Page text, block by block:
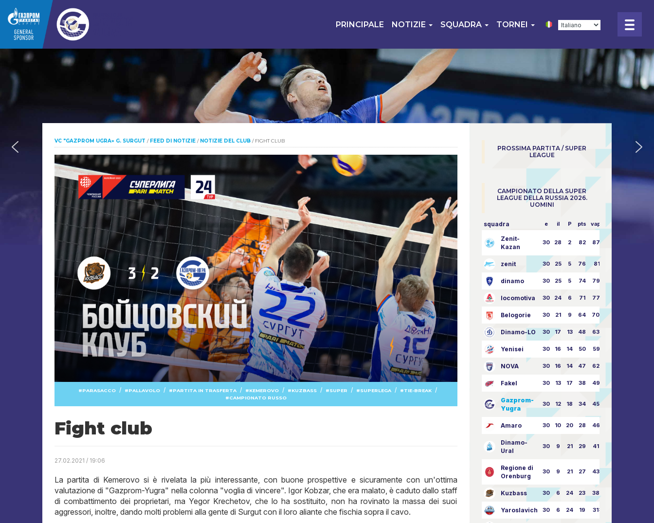
PRINCIPALE NOTIZIE SQUADRA TORNEI
VC "GAZPROM UGRA» G. SURGUT / FEED DI NOTIZIE / NOTIZIE DEL CLUB / FIGHT CLUB
PARASACCO / PALLAVOLO / PARTITA IN TRASFERTA / KEMEROVO / KUZBASS / SUPER / SUPERLEGA / TIE-BREAK /
CAMPIONATO RUSSO
Fight club
27.02.2021 / 19:06
La partita di Kemerovo si è rivelata la più interessante, con buone prospettive e sicuramente con un'ottima
valutazione di "Gazprom-Yugra" nella colonna "voglia di vincere". Igor Kobzar, che era malato, è caduto dallo staff
di combattimento dei proprietari, ma Yegor Krechetov, che lo ha sostituito, non ha rovinato la massa dei suoi
aggressori, inoltre, dando molti problemi alla gente di Surgut con il loro aliante che fischia sopra il cavo.
PROSSIMA PARTITA / SUPER
LEAGUE
CAMPIONATO DELLA SUPER
LEAGUE DELLA RUSSIA 2026.
UOMINI
squadra e il P pts vapore
Zenit-
Kazan
30 28 2 82 87:24
zenit 30 25 5 76 81:21
dinamo 30 25 5 74 79:26
locomotiva 30 24 6 71 77:33
Belogorie 30 21 9 64 70:40
Dinamo-LO 30 17 13 48 63:57
Yenisei 30 16 14 50 59:53
NOVA 30 16 14 47 62:58
Fakel 30 13 17 38 49:62
Gazprom-
Yugra
30 12 18 34 45:63
Amaro 30 10 20 28 46:73
Dinamo-
Ural
30 9 21 29 41:70
Regione di
Orenburg
30 9 21 27 43:73
Kuzbass 30 6 24 23 38:76
Yaroslavich 30 6 24 19 31:80